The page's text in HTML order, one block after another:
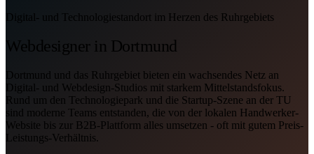
Digital- und Technologiestandort im Herzen des Ruhrgebiets
Webdesigner in Dortmund
Dortmund und das Ruhrgebiet bieten ein wachsendes Netz an
Digital- und Webdesign-Studios mit starkem Mittelstandsfokus.
Rund um den Technologiepark und die Startup-Szene an der TU
sind moderne Teams entstanden, die von der lokalen Handwerker-
Website bis zur B2B-Plattform alles umsetzen - oft mit gutem Preis-
Leistungs-Verhältnis.